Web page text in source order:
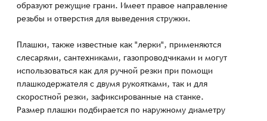
образуют режущие грани. Имеет правое направление
резьбы и отверстия для выведения стружки.
Плашки, также известные как "лерки", применяются
слесарями, сантехниками, газопроводчиками и могут
использоваться как для ручной резки при помощи
плашкодержателя с двумя рукоятками, так и для
скоростной резки, зафиксированные на станке.
Размер плашки подбирается по наружному диаметру